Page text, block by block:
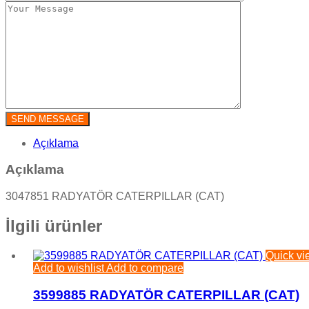
Açıklama
Açıklama
3047851 RADYATÖR CATERPILLAR (CAT)
İlgili ürünler
Quick
Add to wishlistAdd to compare
3599885 RADYATÖR CATERPILLAR (CAT)